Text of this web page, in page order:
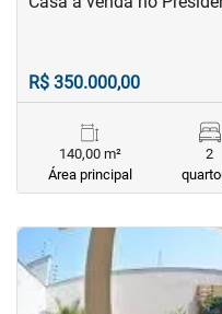
R$ 350.000,00
140,00 m²
Área principal
2
< <